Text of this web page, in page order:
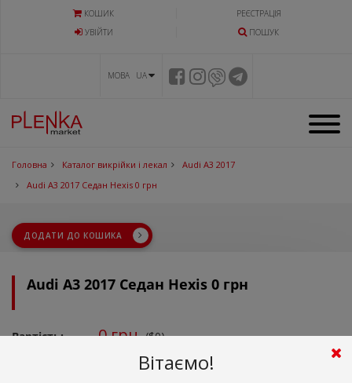
КОШИК
РЕЄСТРАЦІЯ
УВIЙТИ
ПОШУК
МОВА UA
Головна Каталог викрійки і лекал
Audi A3 2017
Audi A3 2017 Седан Hexis 0 грн
ДОДАТИ ДО КОШИКА
Audi A3 2017 Седан Hexis 0 грн
Вартість: 0грн.($0)
Вітаємо!